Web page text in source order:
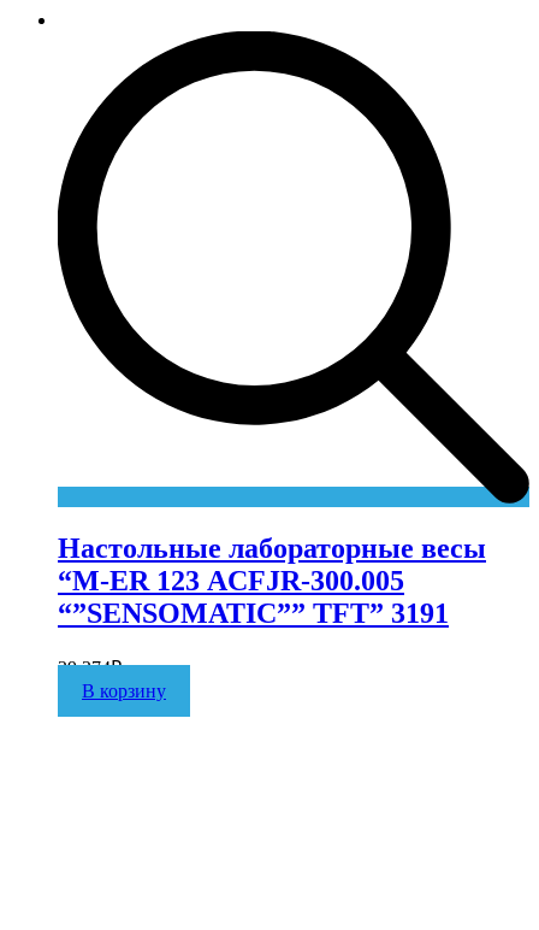
Настольные лабораторные весы
“M-ER 123 АCFJR-300.005
“”SENSOMATIC”” TFT” 3191
29 274₽
В корзину